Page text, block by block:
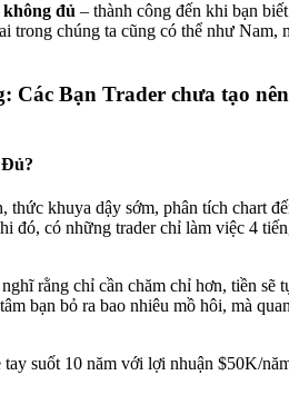
đủ – thành công đến khi bạn
trong chúng ta cũng có thể như Nam,
Các Bạn Trader chưa tạo
thức khuya dậy sớm, phân tích chart
đó, có những trader chỉ làm việc 4
rằng chỉ cần chăm chỉ hơn, tiền sẽ
bạn bỏ ra bao nhiêu mồ hôi, mà
suốt 10 năm với lợi nhuận $50K/